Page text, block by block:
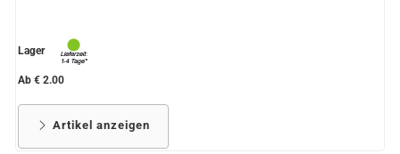
Lager
Ab € 2.00
Artikel anzeigen